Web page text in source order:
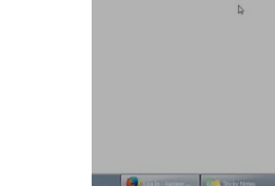
Số nguyên tắc NAT tối đa: 2000